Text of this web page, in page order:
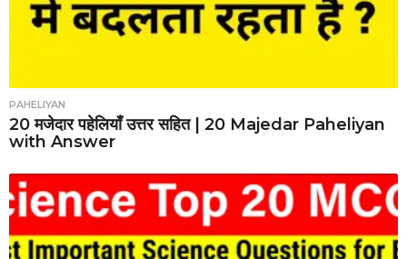
PAHELIYAN
20 मजेदार पहेलियाँ उत्तर सहित | 20 Majedar Paheliyan
with Answer